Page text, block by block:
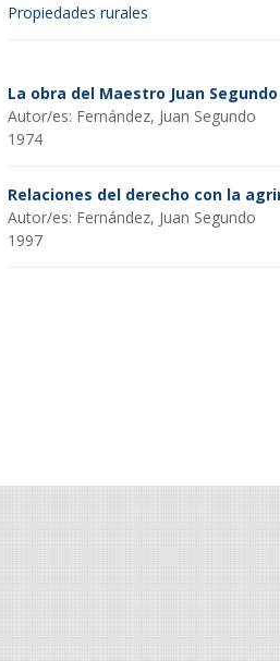
Propiedades rurales
La obra del Maestro Juan
Autor/es: Fernández, Juan Segundo
1974
Relaciones del derecho con la
Autor/es: Fernández, Juan Segundo
1997